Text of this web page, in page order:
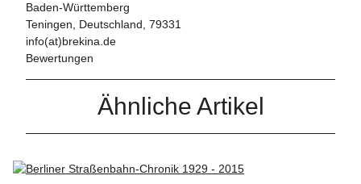
Baden-Württemberg
Teningen, Deutschland, 79331
info(at)brekina.de
Bewertungen
Ähnliche Artikel